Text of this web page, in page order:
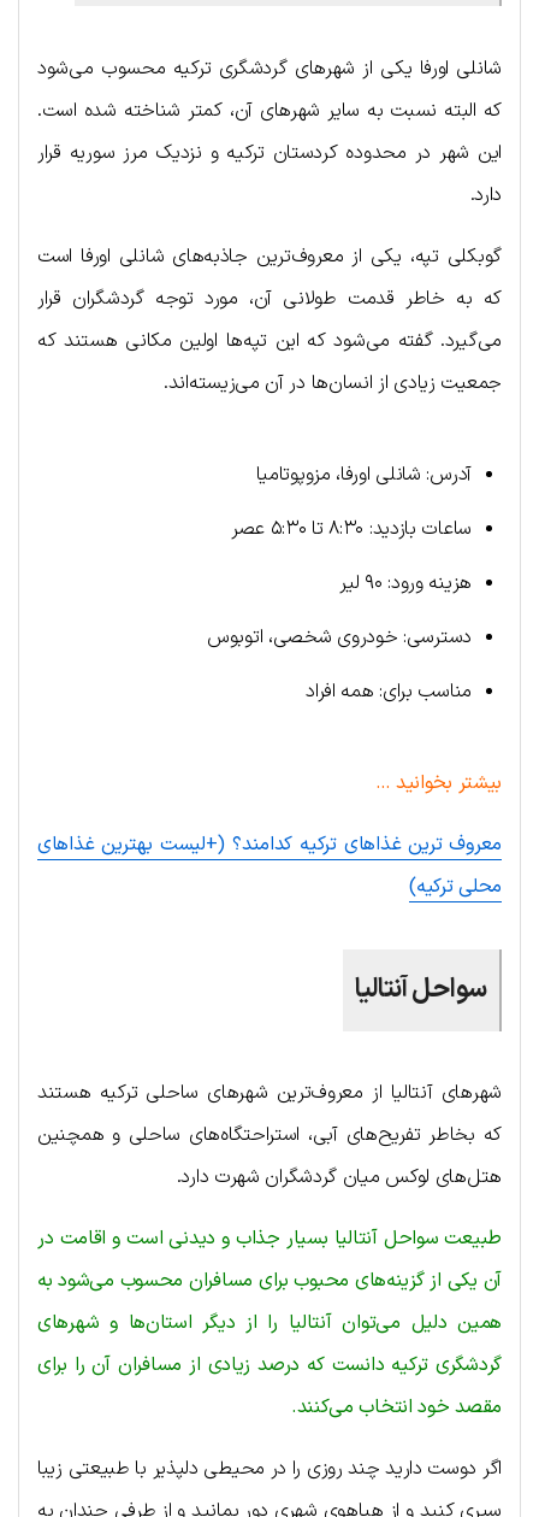
شانلی اورفا یکی از شهرهای گردشگری ترکیه محسوب می‌شود
که البته نسبت به سایر شهرهای آن، کمتر شناخته شده است.
این شهر در محدوده کردستان ترکیه و نزدیک مرز سوریه قرار
دارد.
گوبکلی تپه، یکی از معروف‌ترین جاذبه‌های شانلی اورفا است
که به خاطر قدمت طولانی آن، مورد توجه گردشگران قرار
می‌گیرد. گفته می‌شود که این تپه‌ها اولین مکانی هستند که
جمعیت زیادی از انسان‌ها در آن می‌زیسته‌اند.
آدرس: شانلی اورفا، مزوپوتامیا
ساعات بازدید: ۸:۳۰ تا ۵:۳۰ عصر
هزینه ورود: ۹۰ لیر
دسترسی: خودروی شخصی، اتوبوس
مناسب برای: همه افراد
بیشتر بخوانید …
معروف ترین غذاهای ترکیه کدامند؟ (+لیست بهترین غذاهای
محلی ترکیه)
سواحل آنتالیا
شهرهای آنتالیا از معروف‌ترین شهرهای ساحلی ترکیه هستند
که بخاطر تفریح‌های آبی، استراحتگاه‌های ساحلی و همچنین
هتل‌های لوکس میان گردشگران شهرت دارد.
طبیعت سواحل آنتالیا بسیار جذاب و دیدنی است و اقامت در
آن یکی از گزینه‌های محبوب برای مسافران محسوب می‌شود به
همین دلیل می‌توان آنتالیا را از دیگر استان‌ها و شهرهای
گردشگری ترکیه دانست که درصد زیادی از مسافران آن را برای
مقصد خود انتخاب می‌کنند.
اگر دوست دارید چند روزی را در محیطی دلپذیر با طبیعتی زیبا
سپری کنید و از هیاهوی شهری دور بمانید و از طرفی چندان به